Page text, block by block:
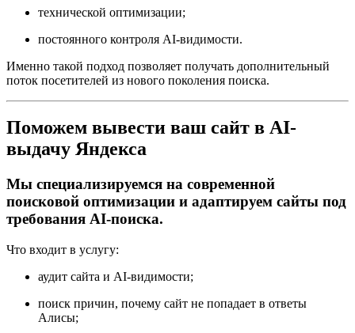
технической оптимизации;
постоянного контроля AI-видимости.
Именно такой подход позволяет получать дополнительный
поток посетителей из нового поколения поиска.
Поможем вывести ваш сайт в AI-
выдачу Яндекса
Мы специализируемся на современной
поисковой оптимизации и адаптируем сайты под
требования AI-поиска.
Что входит в услугу:
аудит сайта и AI-видимости;
поиск причин, почему сайт не попадает в ответы
Алисы;